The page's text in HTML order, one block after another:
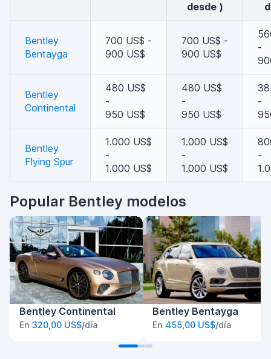
desde )
Bentley
Bentayga
700 US$ -
900 US$
700 US$ -
900 US$
-
Bentley
Continental
480 US$
-
950 US$
480 US$
-
950 US$
-
Bentley
Flying Spur
1.000 US$
-
1.000 US$
1.000 US$
-
1.000 US$
-
Popular Bentley modelos
Bentley Continental
En 320,00 US$/día
Bentley Bentayga
En 455,00 US$/día